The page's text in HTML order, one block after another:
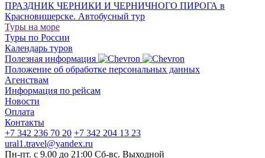
ПРАЗДНИК ЧЕРНИКИ И ЧЕРНИЧНОГО ПИРОГА в
Красновишерске. Автобусный тур
Туры на море
Туры по России
Календарь туров
Полезная информация
Положение об обработке персональных данных
Агенствам
Информация по рейсам
Новости
Оплата
Контакты
+7 342 236 70 20 +7 342 204 13 23
ural1.travel@yandex.ru
Пн-пт. с 9.00 до 21:00 Сб-вс. Выходной